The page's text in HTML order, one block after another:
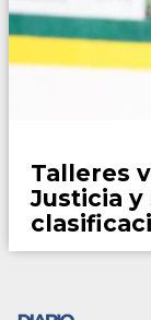
Talleres
Justicia y